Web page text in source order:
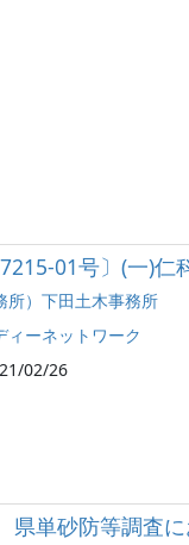
01号〕(一)
所）下田土木事務所
ィーネットワーク
02/26
単砂防等調査に